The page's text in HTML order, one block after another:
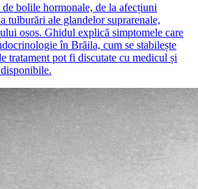
bolile hormonale, de la afecțiuni
tulburări ale glandelor suprarenale,
osos. Ghidul explică simptomele care
în Brăila, cum se stabilește
tratament pot fi discutate cu medicul și